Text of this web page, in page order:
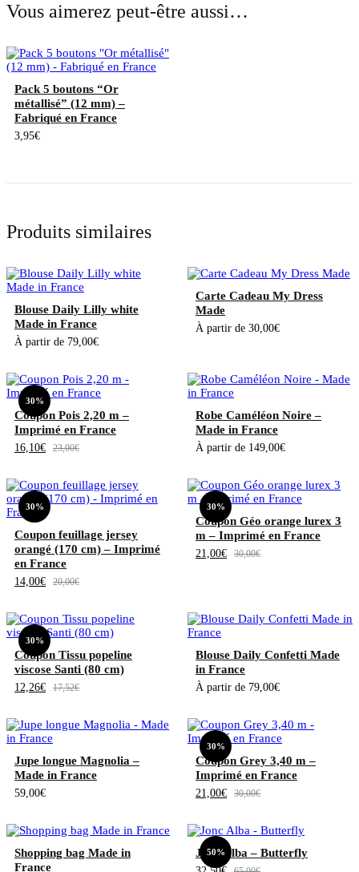
Vous aimerez peut-être aussi…
Pack 5 boutons “Or
métallisé” (12 mm) –
Fabriqué en France
3,95€
Produits similaires
Blouse Daily Lilly white
Made in France
À partir de 79,00€
Carte Cadeau My Dress
Made
À partir de 30,00€
30%
Coupon Pois 2,20 m –
Imprimé en France
16,10€ 23,00€
Robe Caméléon Noire –
Made in France
À partir de 149,00€
30%
Coupon feuillage jersey
orangé (170 cm) – Imprimé
en France
14,00€ 20,00€
30%
Coupon Géo orange lurex 3
m – Imprimé en France
21,00€ 30,00€
30%
Coupon Tissu popeline
viscose Santi (80 cm)
12,26€ 17,52€
Blouse Daily Confetti Made
in France
À partir de 79,00€
Jupe longue Magnolia –
Made in France
59,00€
30%
Coupon Grey 3,40 m –
Imprimé en France
21,00€ 30,00€
Shopping bag Made in
France
50%
Jonc Alba – Butterfly